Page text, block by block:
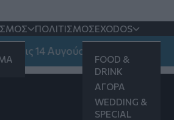
ΠΟΛΙΤΙΣΜΟΣEXODOS
FOOD &
DRINK
ΑΓΟΡΑ
WEDDING &
SPECIAL
Αυγούστου